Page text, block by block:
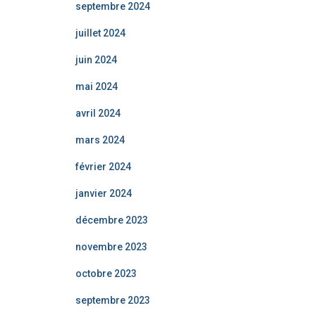
septembre 2024
juillet 2024
juin 2024
mai 2024
avril 2024
mars 2024
février 2024
janvier 2024
décembre 2023
novembre 2023
octobre 2023
septembre 2023